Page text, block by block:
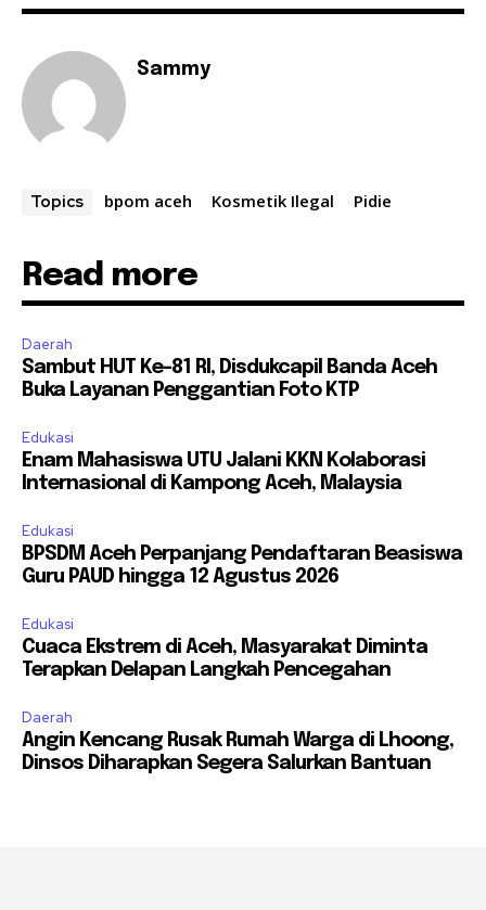
Sammy
Topics bpom aceh Kosmetik Ilegal Pidie
Read more
Daerah
Sambut HUT Ke-81 RI, Disdukcapil Banda Aceh
Buka Layanan Penggantian Foto KTP
Edukasi
Enam Mahasiswa UTU Jalani KKN Kolaborasi
Internasional di Kampong Aceh, Malaysia
Edukasi
BPSDM Aceh Perpanjang Pendaftaran Beasiswa
Guru PAUD hingga 12 Agustus 2026
Edukasi
Cuaca Ekstrem di Aceh, Masyarakat Diminta
Terapkan Delapan Langkah Pencegahan
Daerah
Angin Kencang Rusak Rumah Warga di Lhoong,
Dinsos Diharapkan Segera Salurkan Bantuan